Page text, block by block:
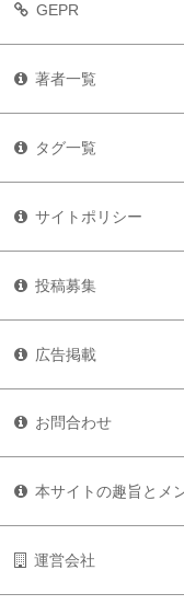
GEPR
著者一覧
タグ一覧
サイトポリシー
投稿募集
広告掲載
お問合わせ
本サイトの趣旨とメ
運営会社